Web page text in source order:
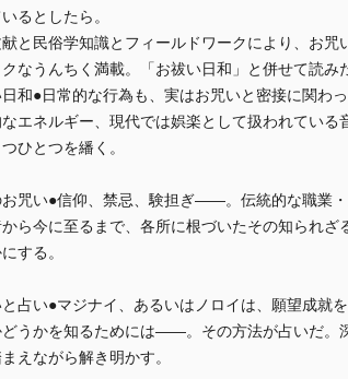
るとしたら。
と民俗学知識とフィールドワークにより、お咒
なうんちく満載。「お祓い日和」と併せて読み
和●日常的な行為も、実はお咒いと密接に関わ
エネルギー、現代では娯楽として扱われている
ひとつを繙く。
咒い●信仰、禁忌、験担ぎ――。伝統的な職業・
ら今に至るまで、各所に根づいたその知られざ
する。
占い●マジナイ、あるいはノロイは、願望成就
うかを知るためには――。その方法が占いだ。
えながら解き明かす。